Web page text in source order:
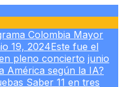
Colombia Mayor
19, 2024Este fue el
pleno concierto junio
América según la IA?
Saber 11 en tres